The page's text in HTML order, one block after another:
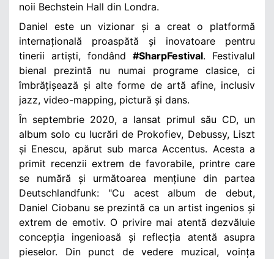
noii Bechstein Hall din Londra.
Daniel este un vizionar și a creat o platformă
internațională proaspătă și inovatoare pentru
tinerii artiști, fondând #SharpFestival. Festivalul
bienal prezintă nu numai programe clasice, ci
îmbrățișează și alte forme de artă afine, inclusiv
jazz, video-mapping, pictură și dans.
În septembrie 2020, a lansat primul său CD, un
album solo cu lucrări de Prokofiev, Debussy, Liszt
și Enescu, apărut sub marca Accentus. Acesta a
primit recenzii extrem de favorabile, printre care
se numără și următoarea mențiune din partea
Deutschlandfunk: "Cu acest album de debut,
Daniel Ciobanu se prezintă ca un artist ingenios și
extrem de emotiv. O privire mai atentă dezvăluie
concepția ingenioasă și reflecția atentă asupra
pieselor. Din punct de vedere muzical, voința